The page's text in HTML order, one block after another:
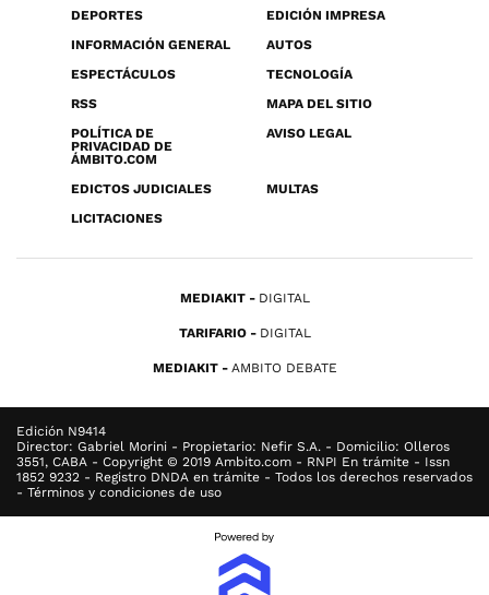
DEPORTES
EDICIÓN IMPRESA
INFORMACIÓN GENERAL
AUTOS
ESPECTÁCULOS
TECNOLOGÍA
RSS
MAPA DEL SITIO
POLÍTICA DE
PRIVACIDAD DE
ÁMBITO.COM
AVISO LEGAL
EDICTOS JUDICIALES
MULTAS
LICITACIONES
MEDIAKIT DIGITAL
TARIFARIO DIGITAL
MEDIAKIT AMBITO DEBATE
Edición N9414
Director: Gabriel Morini - Propietario: Nefir S.A. - Domicilio: Olleros
3551, CABA - Copyright © 2019 Ambito.com - RNPI En trámite - Issn
1852 9232 - Registro DNDA en trámite - Todos los derechos reservados
- Términos y condiciones de uso